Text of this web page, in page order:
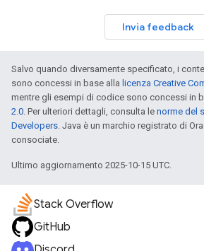
Invia feedback
Salvo quando diversamente specificato, i
sono concessi in base alla licenza Creative
mentre gli esempi di codice sono concessi in
2.0 . Per ulteriori dettagli, consulta le norme del
Developers . Java è un marchio registrato di
consociate.
Ultimo aggiornamento 2025-10-15 UTC.
Stack Overflow
GitHub